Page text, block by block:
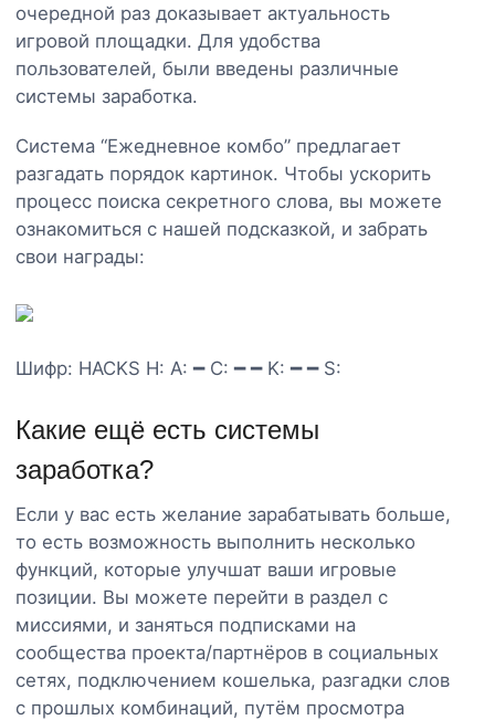
очередной раз доказывает актуальность
игровой площадки. Для удобства
пользователей, были введены различные
системы заработка.
Система “Ежедневное комбо” предлагает
разгадать порядок картинок. Чтобы ускорить
процесс поиска секретного слова, вы можете
ознакомиться с нашей подсказкой, и забрать
свои награды:
Шифр: HACKS H: A: ━ C: ━ ━ K: ━ ━ S:
Какие ещё есть системы
заработка?
Если у вас есть желание зарабатывать больше,
то есть возможность выполнить несколько
функций, которые улучшат ваши игровые
позиции. Вы можете перейти в раздел с
миссиями, и заняться подписками на
сообщества проекта/партнёров в социальных
сетях, подключением кошелька, разгадки слов
с прошлых комбинаций, путём просмотра